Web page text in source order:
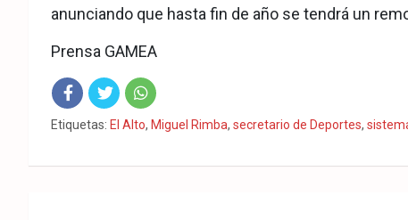
anunciando que hasta fin de año se tendrá un
Prensa GAMEA
Fac Twit Wha
Etiquetas: El Alto, Miguel Rimba, secretario de Deportes,